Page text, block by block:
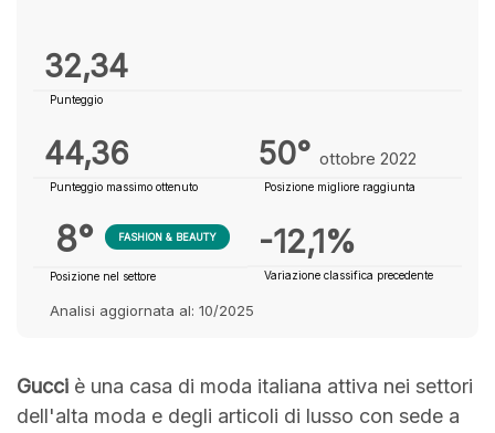
32,34
Punteggio
44,36 50° ottobre 2022
Punteggio massimo ottenuto Posizione migliore raggiunta
8° FASHION & BEAUTY
Posizione nel settore
-12,1%
Variazione classifica precedente
Analisi aggiornata al: 10/2025
Gucci è una casa di moda italiana attiva nei settori
dell'alta moda e degli articoli di lusso con sede a